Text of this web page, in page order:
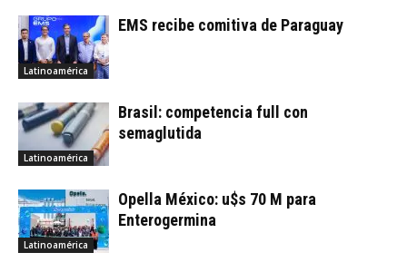
Latinoamérica
EMS recibe comitiva de Paraguay
Latinoamérica
Brasil: competencia full con
semaglutida
Latinoamérica
Opella México: u$s 70 M para
Enterogermina